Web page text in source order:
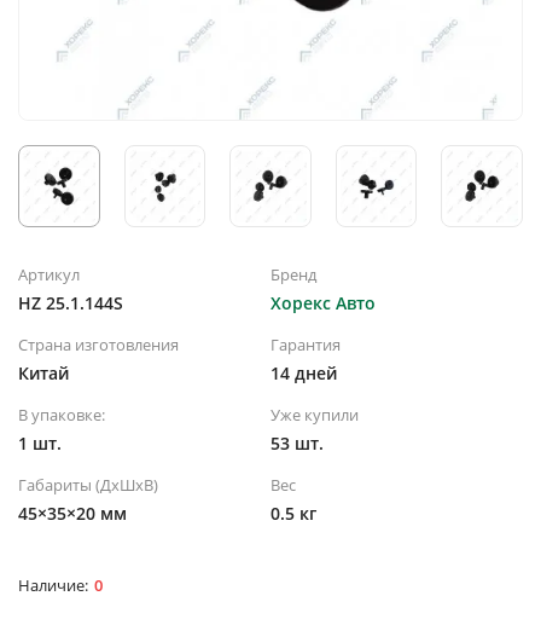
Артикул
HZ 25.1.144S
Бренд
Хорекс Авто
Страна изготовления
Китай
Гарантия
14 дней
В упаковке:
1 шт.
Уже купили
53 шт.
Габариты (ДхШхВ)
45×35×20 мм
Вес
0.5 кг
0